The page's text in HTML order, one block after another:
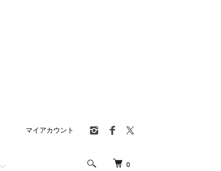
0
マイアカウント